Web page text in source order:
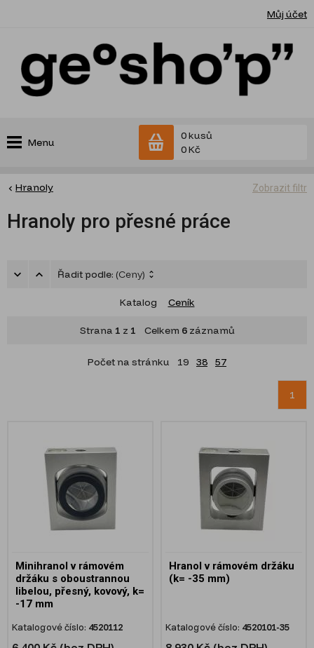
Můj účet
Menu
0 kusů
0 Kč
Zobrazit filtr
Hranoly
Hranoly pro přesné práce
Řadit podle: (Ceny)
Katalog Ceník
Strana 1 z 1 Celkem 6záznamů
Počet na stránku 19 38 57
1
Minihranol v rámovém
držáku s oboustrannou
libelou, přesný, kovový, k=
-17 mm
Katalogové číslo: 4520112
Hranol v rámovém držáku
(k= -35 mm)
Katalogové číslo: 4520101-35